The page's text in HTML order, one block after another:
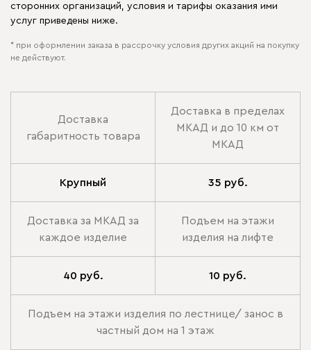
сторонних организаций, условия и тарифы оказания ими
услуг приведены ниже.
* при оформлении заказа в рассрочку условия других акций на покупку
не действуют.
Доставка
габаритность товара
Доставка в пределах
МКАД и до 10 км от
МКАД
Крупный 35 руб.
Доставка за МКАД за
каждое изделие
Подъем на этажи
изделия на лифте
40 руб. 10 руб.
Подъем на этажи изделия по лестнице/ занос в
частный дом на 1 этаж